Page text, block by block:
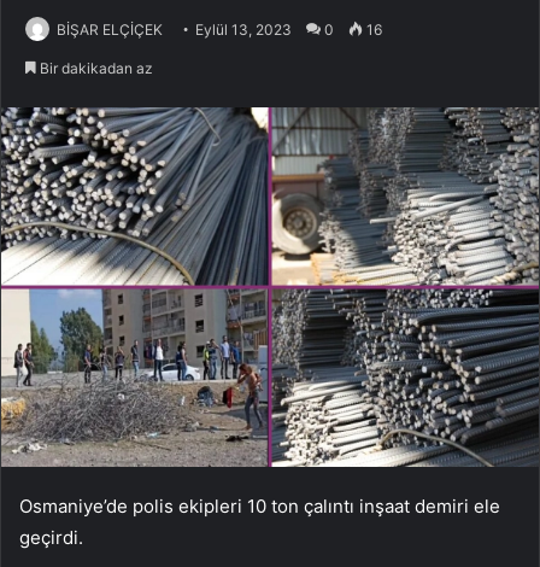
BİŞAR ELÇİÇEK Eylül 13, 2023 0 16
Bir dakikadan az
Osmaniye’de polis ekipleri 10 ton çalıntı inşaat demiri ele
geçirdi.